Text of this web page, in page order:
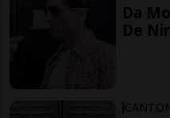
Da
De